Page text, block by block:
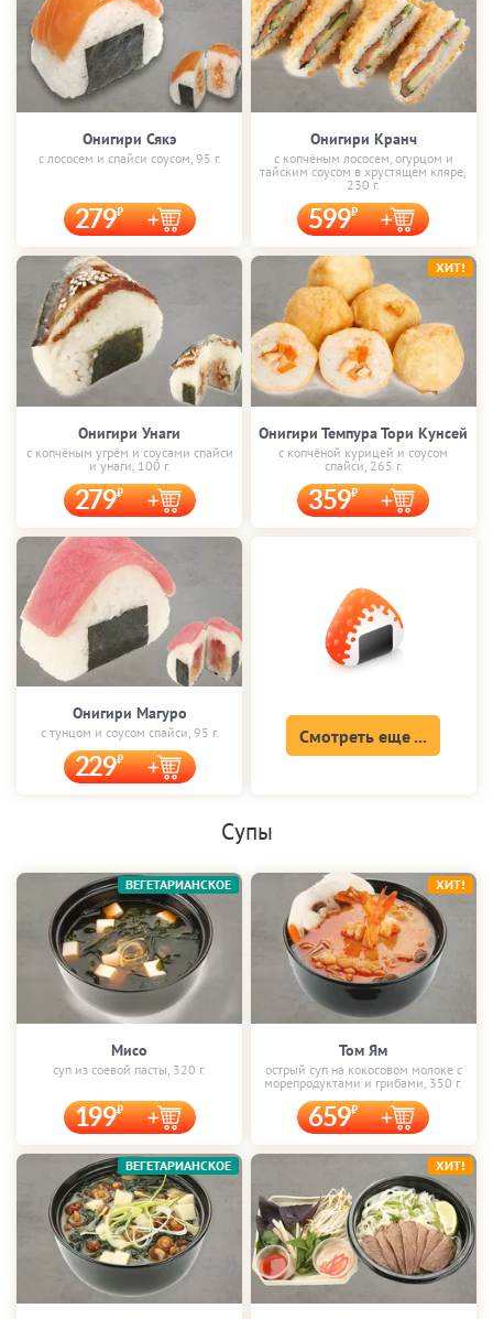
Онигири Сякэ
с лососем и спайси соусом, 95 г.
279
Онигири Кранч
с копчёным лососем, огурцом и
тайским соусом в хрустящем кляре,
230 г.
599
Онигири Унаги
с копчёным угрём и соусами спайси
и унаги, 100 г.
279
Онигири Темпура Тори Кунсей
с копчёной курицей и соусом
спайси, 265 г.
359
ХИТ!
Онигири Магуро
с тунцом и соусом спайси, 95 г.
229
Смотреть еще ...
Супы
Мисо
суп из соевой пасты, 320 г.
199
ВЕГЕТАРИАНСКОЕ
Том Ям
острый суп на кокосовом молоке с
морепродуктами и грибами, 350 г.
659
ХИТ!
ВЕГЕТАРИАНСКОЕ ХИТ!